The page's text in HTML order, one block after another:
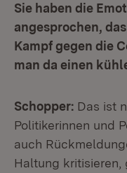
Sie haben die
angesprochen,
Kampf gegen die
man da einen
Schopper: Das ist
Politikerinnen und
auch
Haltung